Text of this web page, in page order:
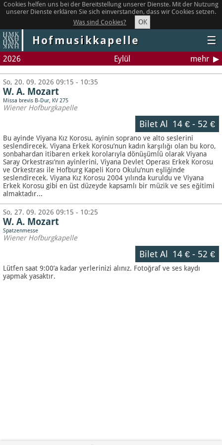
Cookies helfen uns bei der Bereitstellung unserer Dienste. Mit der Nutzung
unserer Dienste erklären Sie sich einverstanden, dass wir Cookies setzen.
Was sind Cookies?
OK
Hofmusikkapelle ☰
2026 Eylül mehr
So, 20. 09. 2026 09:15 - 10:35
W. A. Mozart
Missa brevis B-Dur, KV 275
Wiener Hofburgkapelle
Bilet Al 14 €- 52 €
Bu ayinde Viyana Kız Korosu, ayinin soprano ve alto seslerini
seslendirecek. Viyana Erkek Korosu’nun kadın karşılığı olan bu koro,
sonbahardan itibaren erkek korolarıyla dönüşümlü olarak Viyana
Saray Orkestrası’nın ayinlerini, Viyana Devlet Operası Erkek Korosu
ve Orkestrası ile Hofburg Kapeli Koro Okulu’nun eşliğinde
seslendirecek. Viyana Kız Korosu 2004 yılında kuruldu ve Viyana
Erkek Korosu gibi en üst düzeyde kapsamlı bir müzik ve ses eğitimi
almaktadır...
So, 27. 09. 2026 09:15 - 10:25
W. A. Mozart
Spatzenmesse
Wiener Hofburgkapelle
Bilet Al 14 €- 52 €
Lütfen saat 9:00’a kadar yerlerinizi alınız. Fotoğraf ve ses kaydı
yapmak yasaktır.